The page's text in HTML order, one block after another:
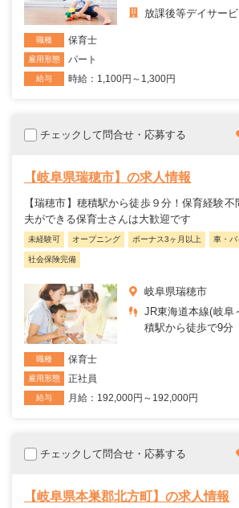
放課後等デイサービ
職種 保育士
雇用形態 パート
給与 時給：1,100円～1,300円
チェックして問合せ・応募する
【岐阜県瑞穂市】の求人情報
【瑞穂市】穂積駅から徒歩９分！保育経験
夫ができる保育士さんは大歓迎です
未経験可 オープニング ボーナス3ヶ月以上 車・バ
社会保険完備
岐阜県瑞穂市
JR東海道本線(岐阜
積駅から徒歩で9分
職種 保育士
雇用形態 正社員
給与 月給：192,000円～192,000円
チェックして問合せ・応募する
【岐阜県本巣郡北方町】の求人情報